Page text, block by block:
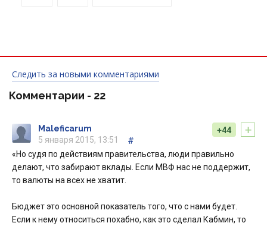
Следить за новыми комментариями
Комментарии - 22
+
+44
Maleficarum
5 января 2015, 13:51
#
«Но судя по действиям правительства, люди правильно
делают, что забирают вклады. Если МВФ нас не поддержит,
то валюты на всех не хватит.
Бюджет это основной показатель того, что с нами будет.
Если к нему относиться похабно, как это сделал Кабмин, то